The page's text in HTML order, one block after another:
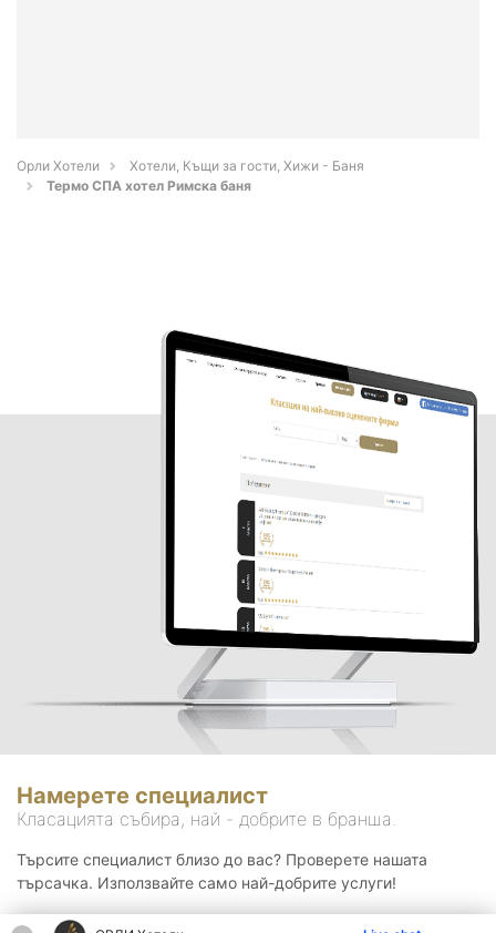
Орли Хотели
Хотели, Къщи за гости, Хижи - Баня
Термо СПА хотел Римска баня
Намерете специалист
Класацията събира, най - добрите в бранша.
Търсите специалист близо до вас? Проверете нашата
търсачка. Използвайте само най-добрите услуги!